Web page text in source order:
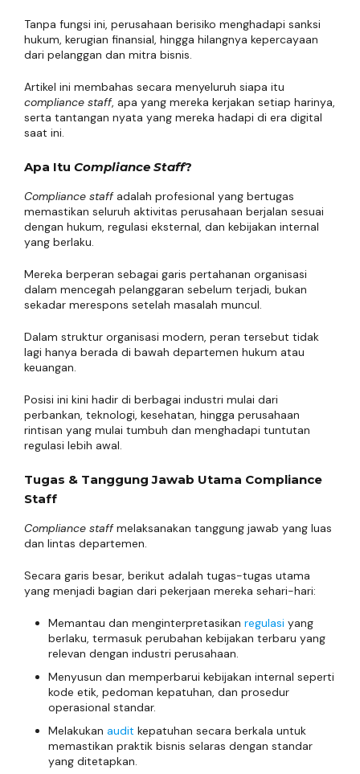
Tanpa fungsi ini, perusahaan berisiko menghadapi sanksi
hukum, kerugian finansial, hingga hilangnya kepercayaan
dari pelanggan dan mitra bisnis.
Artikel ini membahas secara menyeluruh siapa itu
compliance staff, apa yang mereka kerjakan setiap harinya,
serta tantangan nyata yang mereka hadapi di era digital
saat ini.
Apa Itu Compliance Staff?
Compliance staffadalah profesional yang bertugas
memastikan seluruh aktivitas perusahaan berjalan sesuai
dengan hukum, regulasi eksternal, dan kebijakan internal
yang berlaku.
Mereka berperan sebagai garis pertahanan organisasi
dalam mencegah pelanggaran sebelum terjadi, bukan
sekadar merespons setelah masalah muncul.
Dalam struktur organisasi modern, peran tersebut tidak
lagi hanya berada di bawah departemen hukum atau
keuangan.
Posisi ini kini hadir di berbagai industri mulai dari
perbankan, teknologi, kesehatan, hingga perusahaan
rintisan yang mulai tumbuh dan menghadapi tuntutan
regulasi lebih awal.
Tugas & Tanggung Jawab Utama Compliance
Staff
Compliance staffmelaksanakan tanggung jawab yang luas
dan lintas departemen.
Secara garis besar, berikut adalah tugas-tugas utama
yang menjadi bagian dari pekerjaan mereka sehari-hari:
Memantau dan menginterpretasikan regulasi yang
berlaku, termasuk perubahan kebijakan terbaru yang
relevan dengan industri perusahaan.
Menyusun dan memperbarui kebijakan internal seperti
kode etik, pedoman kepatuhan, dan prosedur
operasional standar.
Melakukan audit kepatuhan secara berkala untuk
memastikan praktik bisnis selaras dengan standar
yang ditetapkan.